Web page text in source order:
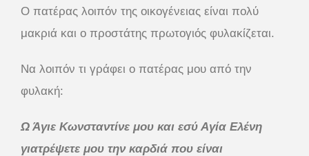
Ο πατέρας λοιπόν της οικογένειας είναι πολύ
μακριά και ο προστάτης πρωτογιός φυλακίζεται.
Να λοιπόν τι γράφει ο πατέρας μου από την
φυλακή:
Ω Άγιε Κωνσταντίνε μου και εσύ Αγία Ελένη
γιατρέψετε μου την καρδιά που είναι